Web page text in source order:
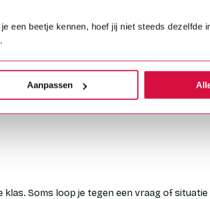
een beetje kennen, hoef jij niet steeds dezelfde
Aanpassen
Zo ontstaat er een duidelijke leerlijn van
de lessen goed op elkaar aansluiten. Wat
stap te zetten. Zo bouwen leerlingen
spelen ook een rol tijdens studiedagen. Zij
hun kennis en ervaringen met collega’s. Zo
klas. Soms loop je tegen een vraag of